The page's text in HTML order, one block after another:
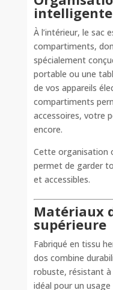
intelligente
À l’intérieur, le sac
compartiments,
spécialement
portable ou une
de vos appareils
compartiments
accessoires, votre
encore.
Cette organisation
permet de garder
et accessibles.
Matériaux
supérieure
Fabriqué en tissu
dos combine
robuste, résistant à
idéal pour un